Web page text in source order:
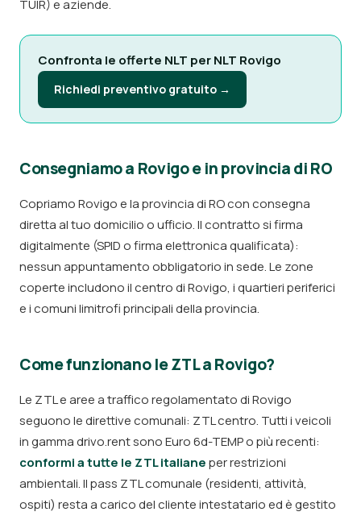
TUIR) e aziende.
Confronta le offerte NLT per NLT Rovigo
Richiedi preventivo gratuito →
Consegniamo a Rovigo e in provincia di RO
Copriamo Rovigo e la provincia di RO con consegna
diretta al tuo domicilio o ufficio. Il contratto si firma
digitalmente (SPID o firma elettronica qualificata):
nessun appuntamento obbligatorio in sede. Le zone
coperte includono il centro di Rovigo, i quartieri periferici
e i comuni limitrofi principali della provincia.
Come funzionano le ZTL a Rovigo?
Le ZTL e aree a traffico regolamentato di Rovigo
seguono le direttive comunali: ZTL centro. Tutti i veicoli
in gamma drivo.rent sono Euro 6d-TEMP o più recenti:
conformi a tutte le ZTL italianeper restrizioni
ambientali. Il pass ZTL comunale (residenti, attività,
ospiti) resta a carico del cliente intestatario ed è gestito